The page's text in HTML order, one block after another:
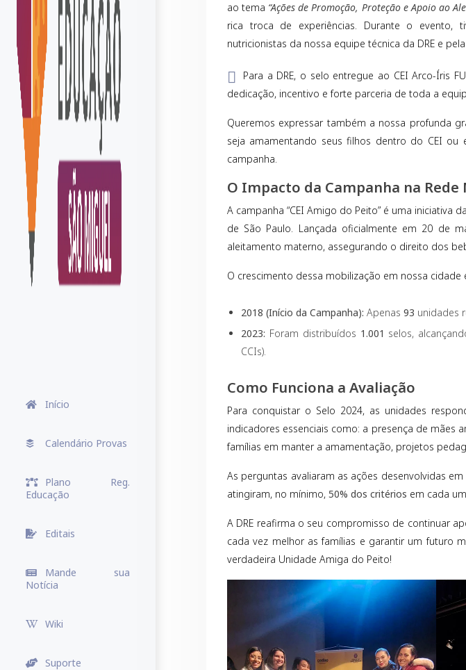
Início
Calendário Provas
Plano Reg.
Educação
Editais
Mande sua
Notícia
Wiki
Suporte
ao tema “Ações de Promoção, Proteção e Apoio ao
rica troca de experiências. Durante o evento,
nutricionistas da nossa equipe técnica da DRE e
Para a DRE, o selo entregue ao CEI Arco-Íris
dedicação, incentivo e forte parceria de toda a
Queremos expressar também a nossa profunda
seja amamentando seus filhos dentro do CEI
campanha.
O Impacto da Campanha na Rede
A campanha “CEI Amigo do Peito” é uma iniciativa
de São Paulo. Lançada oficialmente em 20 de
aleitamento materno, assegurando o direito dos
O crescimento dessa mobilização em nossa cidade
2018 (Início da Campanha): Apenas 93 unidades
2023: Foram distribuídos 1.001 selos,
CCIs).
Como Funciona a Avaliação
Para conquistar o Selo 2024, as unidades
indicadores essenciais como: a presença de
famílias em manter a amamentação, projetos
As perguntas avaliaram as ações desenvolvidas
atingiram, no mínimo, 50% dos critérios em cada
A DRE reafirma o seu compromisso de continuar
cada vez melhor as famílias e garantir um futuro
verdadeira Unidade Amiga do Peito!